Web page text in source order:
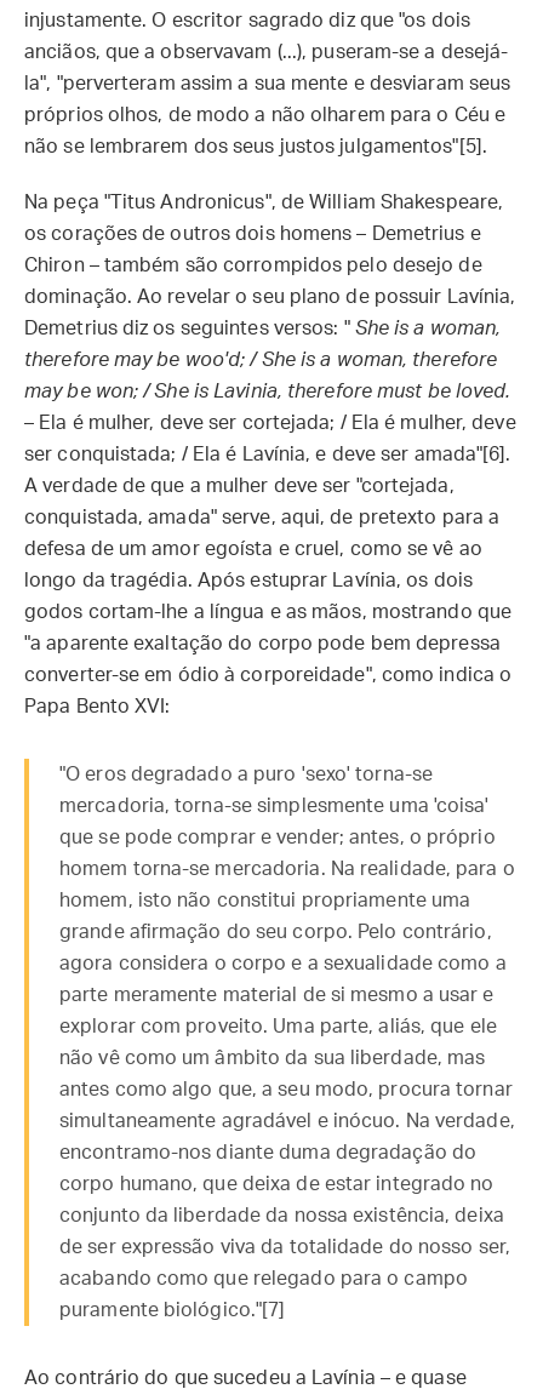
injustamente. O escritor sagrado diz que "os dois
anciãos, que a observavam (...), puseram-se a desejá-
la", "perverteram assim a sua mente e desviaram seus
próprios olhos, de modo a não olharem para o Céu e
não se lembrarem dos seus justos julgamentos"[5].
Na peça "Titus Andronicus", de William Shakespeare,
os corações de outros dois homens – Demetrius e
Chiron – também são corrompidos pelo desejo de
dominação. Ao revelar o seu plano de possuir Lavínia,
Demetrius diz os seguintes versos: " She is a woman,
therefore may be woo'd; / She is a woman, therefore
may be won; / She is Lavinia, therefore must be loved.
– Ela é mulher, deve ser cortejada; / Ela é mulher, deve
ser conquistada; / Ela é Lavínia, e deve ser amada"[6].
A verdade de que a mulher deve ser "cortejada,
conquistada, amada" serve, aqui, de pretexto para a
defesa de um amor egoísta e cruel, como se vê ao
longo da tragédia. Após estuprar Lavínia, os dois
godos cortam-lhe a língua e as mãos, mostrando que
"a aparente exaltação do corpo pode bem depressa
converter-se em ódio à corporeidade", como indica o
Papa Bento XVI:
"O eros degradado a puro 'sexo' torna-se
mercadoria, torna-se simplesmente uma 'coisa'
que se pode comprar e vender; antes, o próprio
homem torna-se mercadoria. Na realidade, para o
homem, isto não constitui propriamente uma
grande afirmação do seu corpo. Pelo contrário,
agora considera o corpo e a sexualidade como a
parte meramente material de si mesmo a usar e
explorar com proveito. Uma parte, aliás, que ele
não vê como um âmbito da sua liberdade, mas
antes como algo que, a seu modo, procura tornar
simultaneamente agradável e inócuo. Na verdade,
encontramo-nos diante duma degradação do
corpo humano, que deixa de estar integrado no
conjunto da liberdade da nossa existência, deixa
de ser expressão viva da totalidade do nosso ser,
acabando como que relegado para o campo
puramente biológico."[7]
Ao contrário do que sucedeu a Lavínia – e quase